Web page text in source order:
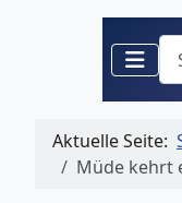
Aktuelle Seite:
Müde kehrt